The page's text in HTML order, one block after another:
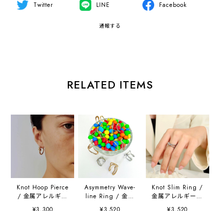
Twitter LINE Facebook
通報する
RELATED ITEMS
Knot Hoop Pierce
/ 金属アレルギー
対応
Asymmetry Wave-
line Ring / 金属
アレルギー対応
Knot Slim Ring /
金属アレルギー対
応